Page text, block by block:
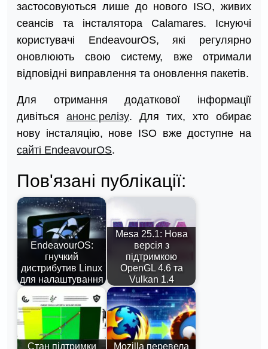
застосовуються лише до нового ISO, живих
сеансів та інсталятора Calamares. Існуючі
користувачі EndeavourOS, які регулярно
оновлюють свою систему, вже отримали
відповідні виправлення та оновлення пакетів.
Для отримання додаткової інформації
дивіться анонс релізу. Для тих, хто обирає
нову інсталяцію, нове ISO вже доступне на
сайті EndeavourOS.
Пов'язані публікації:
EndeavourOS:
гнучкий
дистрибутив Linux
для налаштування
Mesa 25.1: Нова
версія з
підтримкою
OpenGL 4.6 та
Vulkan 1.4
Стан підтримки Mozilla перевела